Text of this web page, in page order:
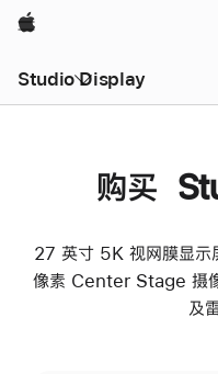
Apple
Studio Display
购买
27 英寸 5K 视网膜显示
像素 Center Stage 摄像
及